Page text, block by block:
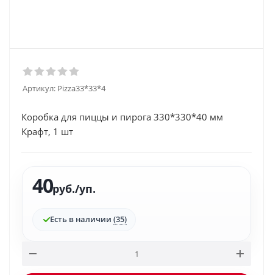
Артикул: Pizza33*33*4
Коробка для пиццы и пирога 330*330*40 мм
Крафт, 1 шт
40руб./уп.
Есть в наличии (35)